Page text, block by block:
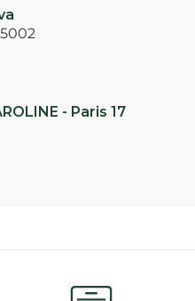
- Paris 17